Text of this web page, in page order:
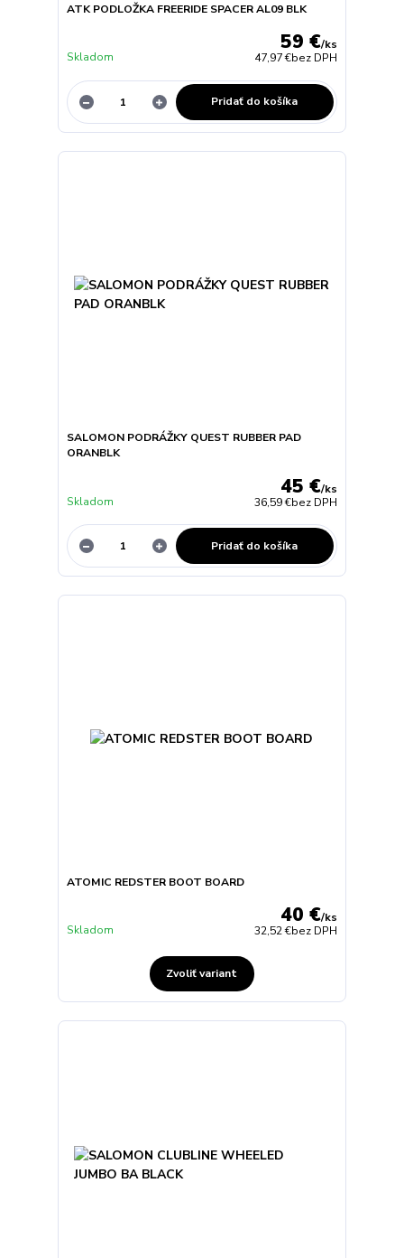
ATK PODLOŽKA FREERIDE SPACER AL09 BLK
59 €/ks
47,97 €bez DPH
Skladom
Pridať do košíka
SALOMON PODRÁŽKY QUEST RUBBER PAD
ORANBLK
45 €/ks
36,59 €bez DPH
Skladom
Pridať do košíka
ATOMIC REDSTER BOOT BOARD
40 €/ks
32,52 €bez DPH
Skladom
Zvoliť variant